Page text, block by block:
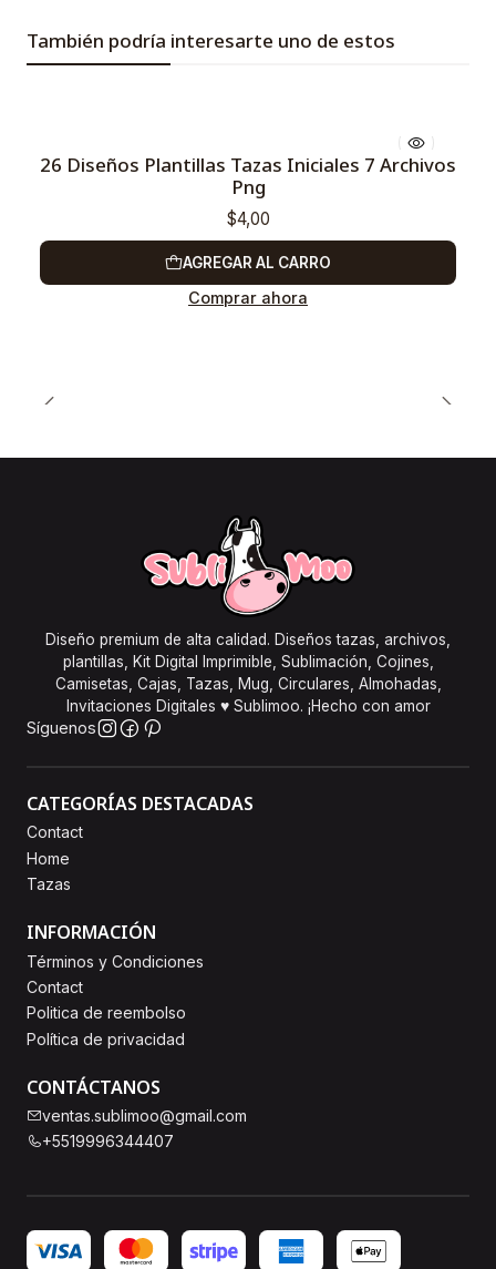
También podría interesarte uno de estos
26 Diseños Plantillas Tazas Iniciales 7 Archivos
Png
$4,00
AGREGAR AL CARRO
Comprar ahora
Diseño premium de alta calidad. Diseños tazas, archivos,
plantillas, Kit Digital Imprimible, Sublimación, Cojines,
Camisetas, Cajas, Tazas, Mug, Circulares, Almohadas,
Invitaciones Digitales ♥ Sublimoo. ¡Hecho con amor
Síguenos
CATEGORÍAS DESTACADAS
Contact
Home
Tazas
INFORMACIÓN
Términos y Condiciones
Contact
Politica de reembolso
Política de privacidad
CONTÁCTANOS
ventas.sublimoo@gmail.com
+5519996344407